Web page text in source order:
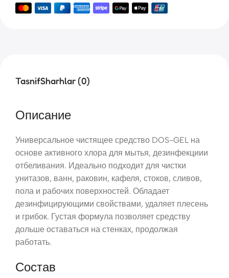
TasnifSharhlar (0)
Описание
Универсальное чистящее средство DOS-GEL на
основе активного хлора для мытья, дезинфекциии
отбеливания. Идеально подходит для чистки
унитазов, ванн, раковин, кафеля, стоков, сливов,
пола и рабочих поверхностей. Обладает
дезинфицирующими свойствами, удаляет плесень
и грибок. Густая формула позволяет средству
дольше оставаться на стенках, продолжая
работать.
Состав